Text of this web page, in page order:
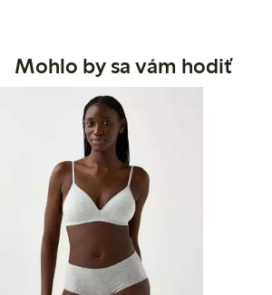
Mohlo by sa vám hodiť